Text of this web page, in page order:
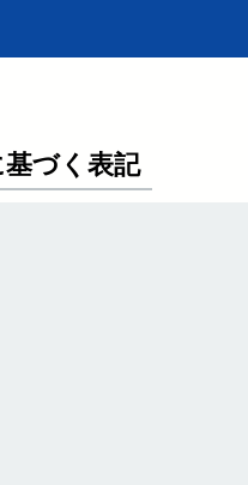
づく表記